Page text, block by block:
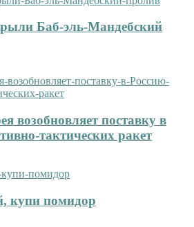
Баб-эль-Мандебский
возобновляет поставку в
тактических ракет
купи помидор